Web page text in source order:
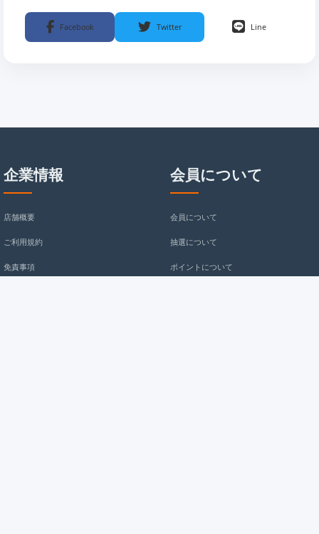
Facebook Twitter Line
企業情報
店舗概要
ご利用規約
免責事項
会員について
会員について
抽選について
ポイントについて